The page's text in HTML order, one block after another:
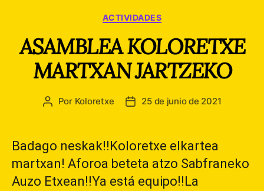
Categorías
ACTIVIDADES
ASAMBLEA KOLORETXE
MARTXAN JARTZEKO
Autor
entrada
Por Koloretxe
Fecha
entrada
25 de junio de 2021
Badago neskak!!Koloretxe elkartea
martxan! Aforoa beteta atzo Sabfraneko
Auzo Etxean!!Ya está equipo!!La